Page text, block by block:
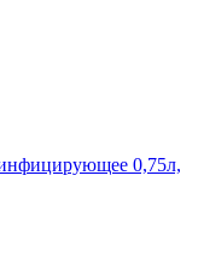
0,75л,